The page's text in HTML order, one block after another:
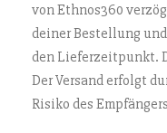
von Ethnos360
deiner Bestellung
den Lieferzeitpunkt.
Der Versand erfolgt
Risiko des